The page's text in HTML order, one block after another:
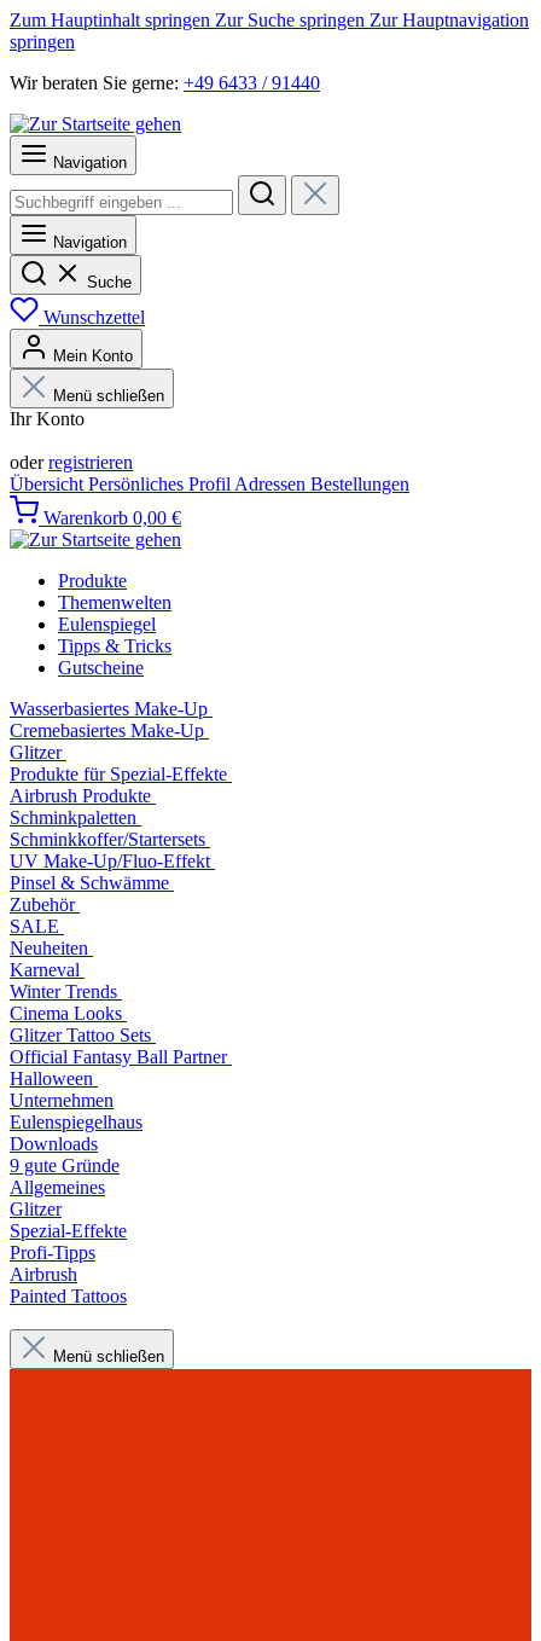
Zum Hauptinhalt springen Zur Suche springen Zur Hauptnavigation
springen
Wir beraten Sie gerne: +49 6433 / 91440
Navigation
Navigation
Suche
Wunschzettel
Mein Konto
Menü schließen
Ihr Konto
oderregistrieren
Übersicht Persönliches Profil Adressen Bestellungen
Warenkorb 0,00 €
Produkte
Themenwelten
Eulenspiegel
Tipps & Tricks
Gutscheine
Wasserbasiertes Make-Up
Cremebasiertes Make-Up
Glitzer
Produkte für Spezial-Effekte
Airbrush Produkte
Schminkpaletten
Schminkkoffer/Startersets
UV Make-Up/Fluo-Effekt
Pinsel & Schwämme
Zubehör
SALE
Neuheiten
Karneval
Winter Trends
Cinema Looks
Glitzer Tattoo Sets
Official Fantasy Ball Partner
Halloween
Unternehmen
Eulenspiegelhaus
Downloads
9 gute Gründe
Allgemeines
Glitzer
Spezial-Effekte
Profi-Tipps
Airbrush
Painted Tattoos
Menü schließen